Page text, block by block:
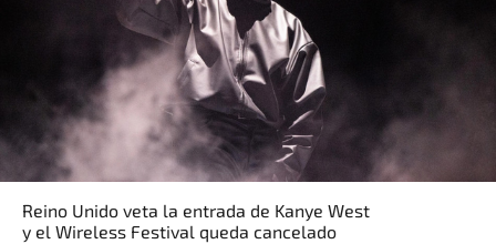
Reino Unido veta la entrada de Kanye West
y el Wireless Festival queda cancelado